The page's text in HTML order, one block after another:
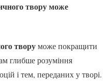
творуможе
творуможе покращити
глибше розуміння
і тем, переданих у творі.